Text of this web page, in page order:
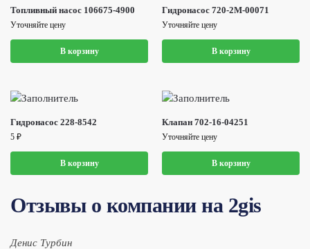
Топливный насос 106675-4900
Уточняйте цену
В корзину
Гидронасос 720-2M-00071
Уточняйте цену
В корзину
Гидронасос 228-8542
5 ₽
В корзину
Клапан 702-16-04251
Уточняйте цену
В корзину
Отзывы о компании на 2gis
Денис Турбин